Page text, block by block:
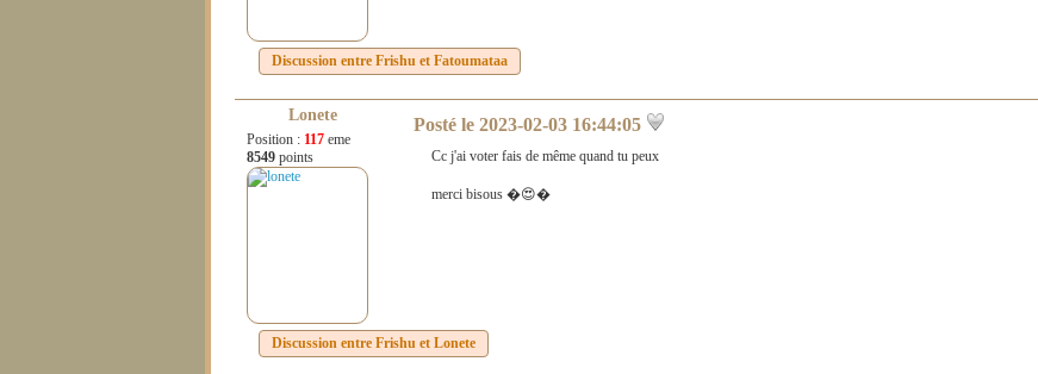
Discussion entre Frishu et Fatoumataa
Lonete
Position : 117 eme
8549 points
Posté le 2023-02-03 16:44:05
Cc j'ai voter fais de même quand tu peux
merci bisous �😍�
Discussion entre Frishu et Lonete